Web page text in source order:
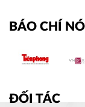
BÁO CHÍ
ĐỐI TÁC